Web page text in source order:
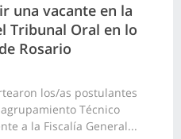
una vacante en la
Tribunal Oral en lo
Rosario
los/as postulantes
Técnico
a la Fiscalía General...